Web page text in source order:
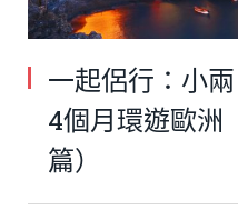
一起侶行：小
4個月環遊歐洲
篇）